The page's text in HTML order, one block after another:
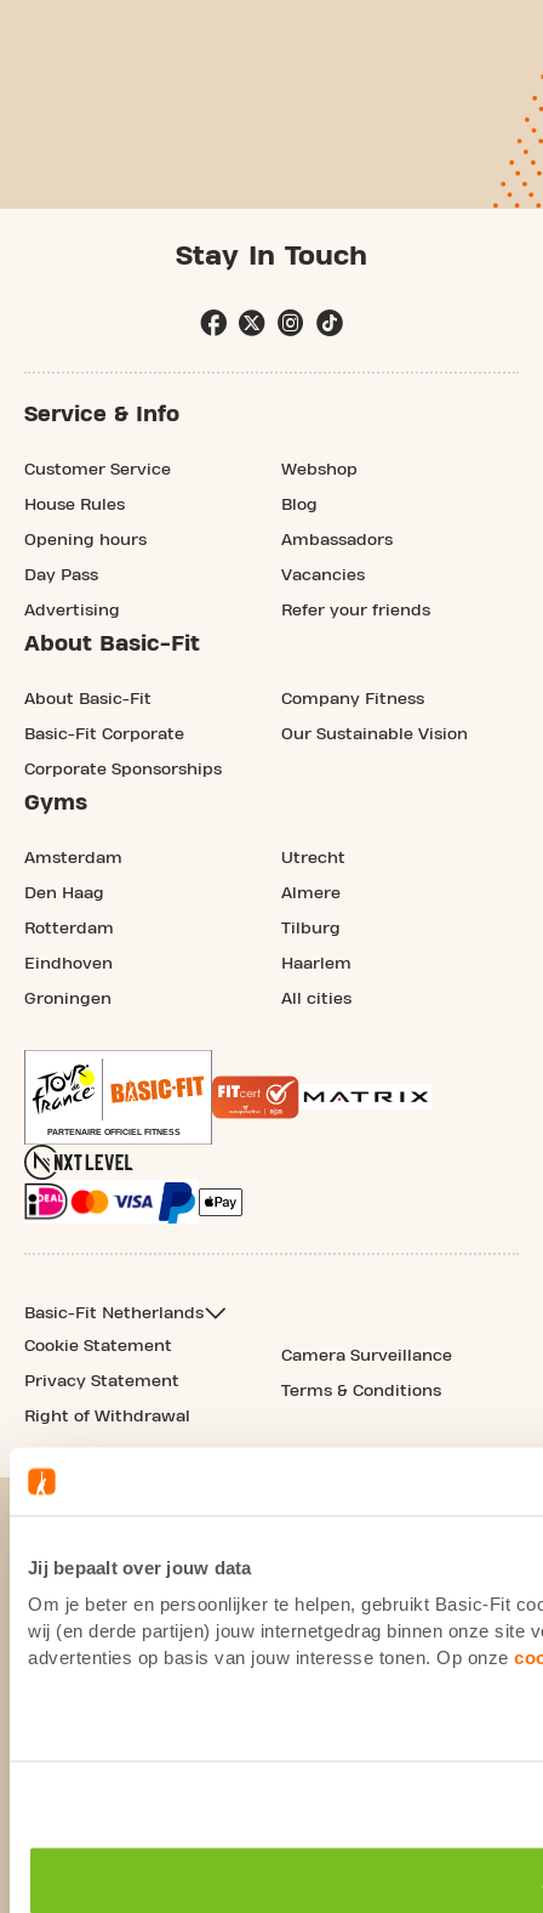
Jij bepaalt over jouw data
Om je beter en persoonlijker te helpen, gebruikt Basic-Fit
wij (en derde partijen) jouw internetgedrag binnen onze site
advertenties op basis van jouw interesse tonen. Op onze
Stay In Touch
Service & Info
Customer Service
House Rules
Opening hours
Day Pass
Advertising
Webshop
Blog
Ambassadors
Vacancies
Refer your friends
About Basic-Fit
About Basic-Fit
Basic-Fit Corporate
Corporate Sponsorships
Company Fitness
Our Sustainable Vision
Gyms
Amsterdam
Den Haag
Rotterdam
Eindhoven
Groningen
Utrecht
Almere
Tilburg
Haarlem
All cities
Basic-Fit Netherlands
Cookie Statement
Privacy Statement
Right of Withdrawal
Camera Surveillance
Terms & Conditions